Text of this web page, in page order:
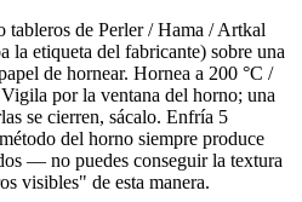
tableros de Perler / Hama / Artkal
etiqueta del fabricante) sobre una
de hornear. Hornea a 200 °C /
por la ventana del horno; una
se cierren, sácalo. Enfría 5
del horno siempre produce
— no puedes conseguir la textura
visibles" de esta manera.